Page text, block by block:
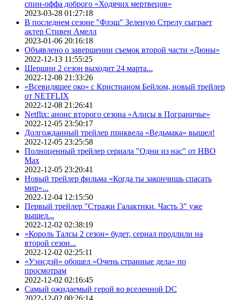
спин-оффа доброго «Ходячих мертвецов»
2023-03-28 01:27:18
В последнем сезоне "Флэш" Зеленую Стрелу сыграет
актер Стивен Амелл
2023-01-06 20:16:18
Объявлено о завершении съемок второй части «Дюны»
2022-12-13 11:55:25
Шершни 2 сезон выходит 24 марта...
2022-12-08 21:33:26
«Всевидящее око» с Кристианом Бейлом, новый трейлер
от NETFLIX
2022-12-08 21:26:41
Netflix: анонс второго сезона «Алисы в Пограничье»
2022-12-05 23:50:17
Долгожданный трейлер приквела «Ведьмака» вышел!
2022-12-05 23:25:58
Полноценный трейлер сериала "Одни из нас" от HBO
Max
2022-12-05 23:20:41
Новый трейлер фильма «Когда ты закончишь спасать
мир»...
2022-12-04 12:15:50
Первый трейлер "Стражи Галактики. Часть 3" уже
вышел...
2022-12-02 02:38:19
«Король Талсы 2 сезон» будет, сериал продлили на
второй сезон...
2022-12-02 02:25:11
«Уэнсдэй» обошел «Очень странные дела» по
просмотрам
2022-12-02 02:16:45
Самый ожидаемый герой во вселенной DC
2022-12-02 00:26:14